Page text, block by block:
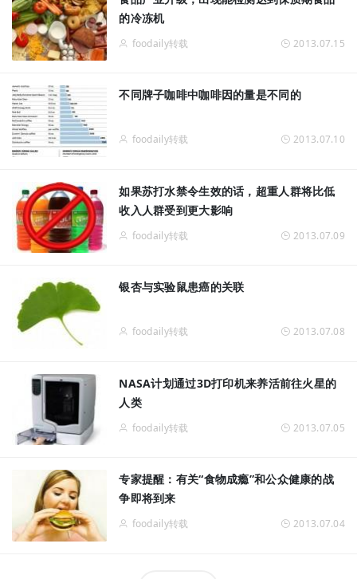
的冷冻机
foodaily转载 2013.07.15
不同牌子咖啡中咖啡因的量是不同的
foodaily转载 2013.07.10
如果苏打水禁令生效的话，超重人群将比低
收入人群受到更大影响
foodaily转载 2013.07.09
银杏与实验鼠患癌的关联
foodaily转载 2013.07.08
NASA计划通过3D打印机来养活前往火星的
人类
foodaily转载 2013.07.05
专家提醒：有关“食物成瘾”和公众健康的战
争即将到来
foodaily转载 2013.07.04